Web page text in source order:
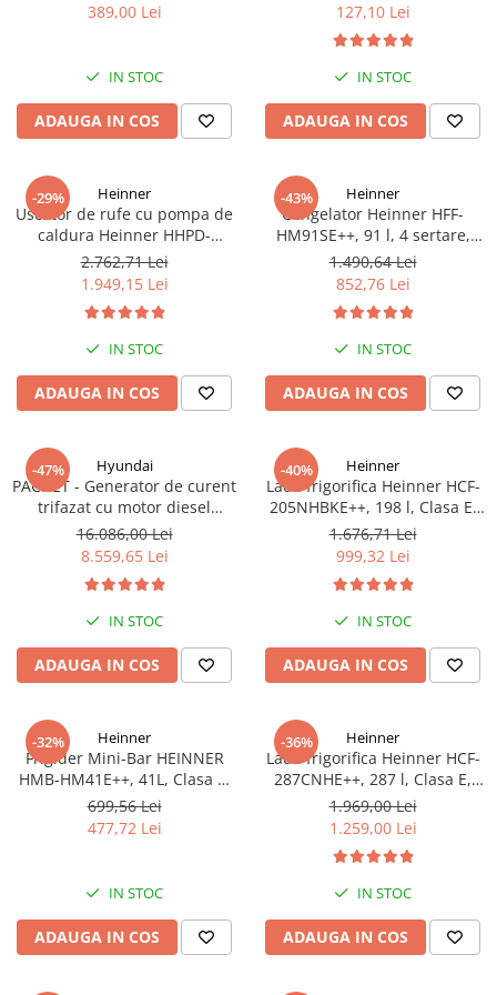
389,00 Lei
IN STOC
ADAUGA IN COS
bari Pandora
127,10 Lei
IN STOC
ADAUGA IN COS
-29% Heinner
Uscator de rufe cu pompa de
caldura Heinner HHPD-
V9T2KA++ Capacitate 9kg,
Clasa A++, 15 programe,
Display LED, Program Baby
Care, Functie anti-sifonare
2.762,71 Lei
1.949,15 Lei
IN STOC
ADAUGA IN COS
-43% Heinner
Congelator Heinner HFF-
HM91SE++, 91 l, 4 sertare,
Control mecanic, Clasa E, H 85
cm, Argintiu
1.490,64 Lei
852,76 Lei
IN STOC
ADAUGA IN COS
-47% Hyundai
PACHET - Generator de curent
trifazat cu motor diesel
Hyundai DHY8600SE-T, putere
motor 12 CP, Putere maxima
7.9 kVA, tensiune 380 / 220 V +
Automatizare trifazata ATS12-
3P
16.086,00 Lei
8.559,65 Lei
IN STOC
ADAUGA IN COS
-40% Heinner
Lada frigorifica Heinner HCF-
205NHBKE++, 198 l, Clasa E,
Compresor inverter, Display
waterproof, Negru
1.676,71 Lei
999,32 Lei
IN STOC
ADAUGA IN COS
-32% Heinner
Frigider Mini-Bar HEINNER
HMB-HM41E++, 41L, Clasa E,
Alb, Răcire Statică
699,56 Lei
477,72 Lei
IN STOC
ADAUGA IN COS
-36% Heinner
Lada frigorifica Heinner HCF-
287CNHE++, 287 l, Clasa E,
Compresor inverter, Iluminare
LED, Functionalitate frigider,
Alb
1.969,00 Lei
1.259,00 Lei
IN STOC
ADAUGA IN COS